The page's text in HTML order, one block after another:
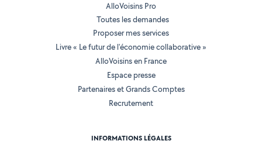
AlloVoisins Pro
Toutes les demandes
Proposer mes services
Livre « Le futur de l'économie collaborative »
AlloVoisins en France
Espace presse
Partenaires et Grands Comptes
Recrutement
INFORMATIONS LÉGALES